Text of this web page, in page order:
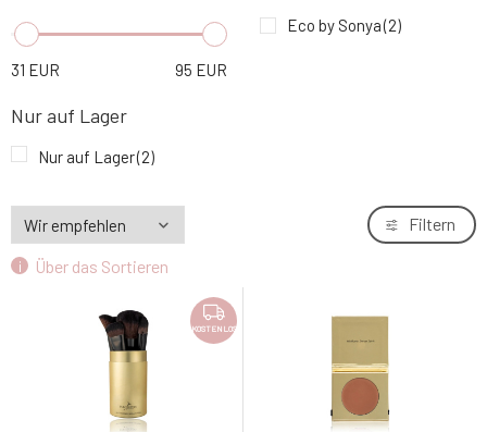
31 EUR 95 EUR
Eco by Sonya(2)
Nur auf Lager
Nur auf Lager(2)
Über das Sortieren
Filtern
KOSTENLOS